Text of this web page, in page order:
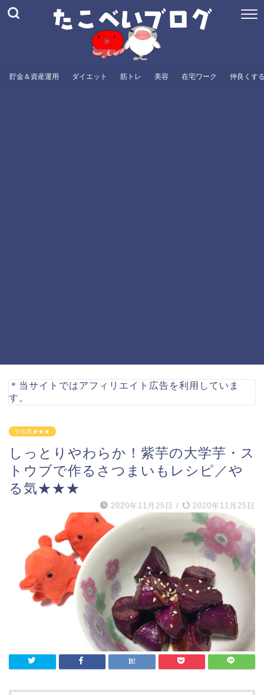
貯金＆資産運用 ダイエット 筋トレ 美容 在宅ワーク 仲良くす
＊当サイトではアフィリエイト広告を利用していま
す。
やる気★★★
しっとりやわらか！紫芋の大学芋・ス
トウブで作るさつまいもレシピ／や
る気★★★
2020年11月25日 / 2020年11月25日